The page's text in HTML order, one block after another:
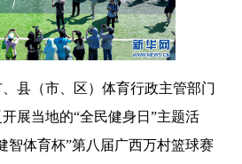
（市、区）体育行政主管部门
展当地的“全民健身日”主题活
智体育杯”第八届广西万村篮球赛